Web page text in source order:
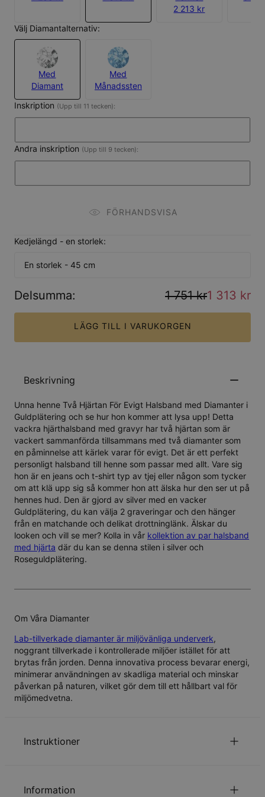
2 213 kr
Välj Diamantalternativ:
Med
Diamant
Med
Månadssten
Inskription (Upp till 11 tecken):
Andra inskription (Upp till 9 tecken):
FÖRHANDSVISA
Kedjelängd - en storlek:
En storlek - 45 cm
Delsumma: 1 751 kr1 313 kr
LÄGG TILL I VARUKORGEN
Beskrivning
Unna henne Två Hjärtan För Evigt Halsband med Diamanter i
Guldplätering och se hur hon kommer att lysa upp! Detta
vackra hjärthalsband med gravyr har två hjärtan som är
vackert sammanförda tillsammans med två diamanter som
en påminnelse att kärlek varar för evigt. Det är ett perfekt
personligt halsband till henne som passar med allt. Vare sig
hon är en jeans och t-shirt typ av tjej eller någon som tycker
om att klä upp sig så kommer hon att älska hur den ser ut på
hennes hud. Den är gjord av silver med en vacker
Guldplätering, du kan välja 2 graveringar och den hänger
från en matchande och delikat drottninglänk. Älskar du
looken och vill se mer? Kolla in vår kollektion av par halsband
med hjärta där du kan se denna stilen i silver och
Roseguldplätering.
Om Våra Diamanter
Lab-tillverkade diamanter är miljövänliga underverk,
noggrant tillverkade i kontrollerade miljöer istället för att
brytas från jorden. Denna innovativa process bevarar energi,
minimerar användningen av skadliga material och minskar
påverkan på naturen, vilket gör dem till ett hållbart val för
miljömedvetna.
Instruktioner
arabiska. Se till att din text skrivs in korrekt, eftersom
Information